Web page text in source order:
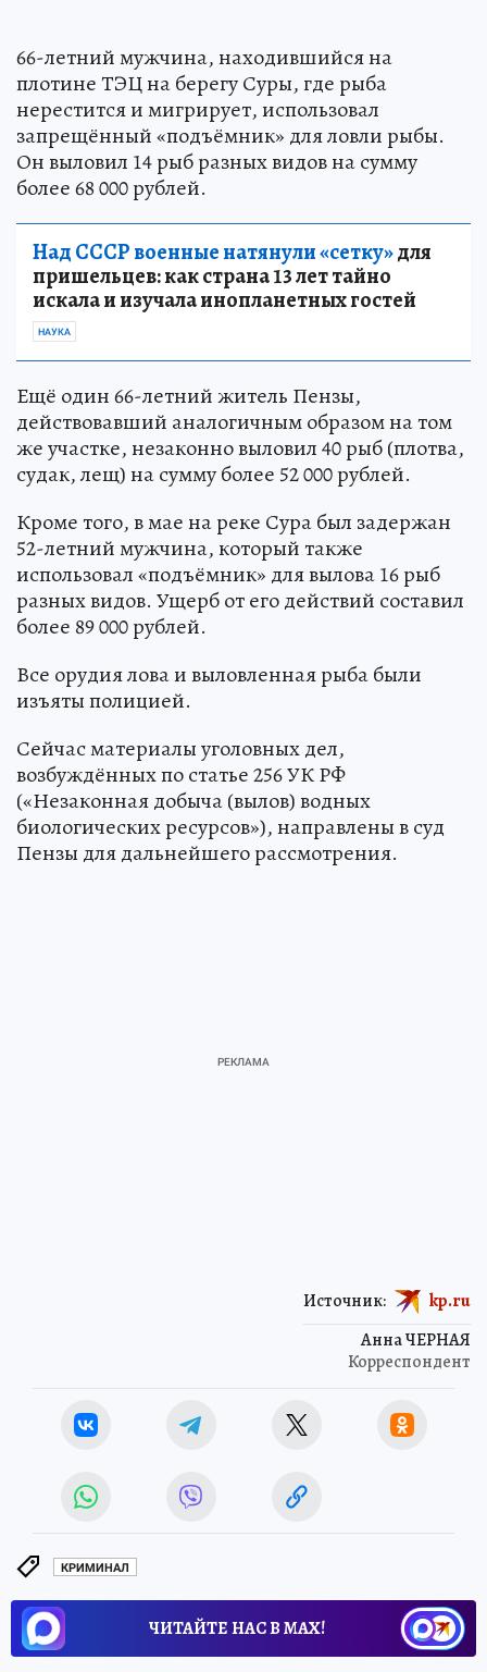
66-летний мужчина, находившийся на
плотине ТЭЦ на берегу Суры, где рыба
нерестится и мигрирует, использовал
запрещённый «подъёмник» для ловли рыбы.
Он выловил 14 рыб разных видов на сумму
более 68 000 рублей.
Над СССР военные натянули «сетку»для
пришельцев: как страна 13 лет тайно
искала и изучала инопланетных гостей
НАУКА
Ещё один 66-летний житель Пензы,
действовавший аналогичным образом на том
же участке, незаконно выловил 40 рыб (плотва,
судак, лещ) на сумму более 52 000 рублей.
Кроме того, в мае на реке Сура был задержан
52-летний мужчина, который также
использовал «подъёмник» для вылова 16 рыб
разных видов. Ущерб от его действий составил
более 89 000 рублей.
Все орудия лова и выловленная рыба были
изъяты полицией.
Сейчас материалы уголовных дел,
возбуждённых по статье 256 УК РФ
(«Незаконная добыча (вылов) водных
биологических ресурсов»), направлены в суд
Пензы для дальнейшего рассмотрения.
Анна ЧЕРНАЯ
Корреспондент
Источник: kp.ru
КРИМИНАЛ
ЧИТАЙТЕ НАС В МАХ!